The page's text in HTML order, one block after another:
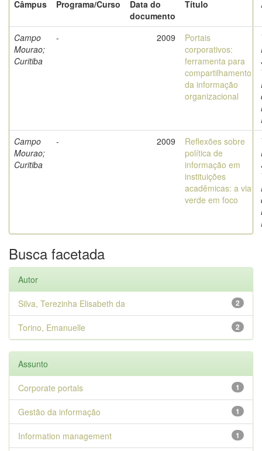
Câmpus
Programa/Curso
Data do
documento
Título
Campo
Mourao;
Curitiba
- 2009
Portais
corporativos:
ferramenta para
compartilhamento
da informação
organizacional
Campo
Mourao;
Curitiba
- 2009
Reflexões sobre
política de
informação em
instituições
acadêmicas: a via
verde em foco
Busca facetada
Autor
2
Silva, Terezinha Elisabeth da
2
Torino, Emanuelle
Assunto
1
Corporate portals
1
Gestão da informação
1
Information management